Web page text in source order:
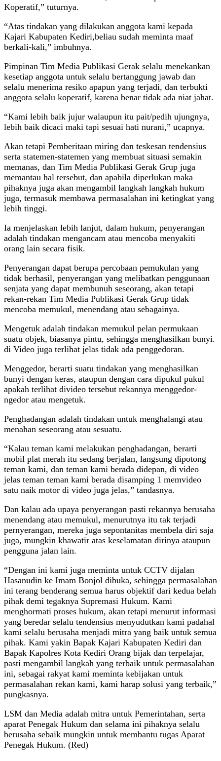
Koperatif,” tuturnya.
“Atas tindakan yang dilakukan anggota kami kepada
Kajari Kabupaten Kediri,beliau sudah meminta maaf
berkali-kali,” imbuhnya.
Pimpinan Tim Media Publikasi Gerak selalu menekankan
kesetiap anggota untuk selalu bertanggung jawab dan
selalu menerima resiko apapun yang terjadi, dan terbukti
anggota selalu koperatif, karena benar tidak ada niat jahat.
“Kami lebih baik jujur walaupun itu pait/pedih ujungnya,
lebih baik dicaci maki tapi sesuai hati nurani,” ucapnya.
Akan tetapi Pemberitaan miring dan teskesan tendensius
serta statemen-statemen yang membuat situasi semakin
memanas, dan Tim Media Publikasi Gerak Grup juga
memantau hal tersebut, dan apabila diperlukan maka
pihaknya juga akan mengambil langkah langkah hukum
juga, termasuk membawa permasalahan ini ketingkat yang
lebih tinggi.
Ia menjelaskan lebih lanjut, dalam hukum, penyerangan
adalah tindakan mengancam atau mencoba menyakiti
orang lain secara fisik.
Penyerangan dapat berupa percobaan pemukulan yang
tidak berhasil, penyerangan yang melibatkan penggunaan
senjata yang dapat membunuh seseorang, akan tetapi
rekan-rekan Tim Media Publikasi Gerak Grup tidak
mencoba memukul, menendang atau sebagainya.
Mengetuk adalah tindakan memukul pelan permukaan
suatu objek, biasanya pintu, sehingga menghasilkan bunyi.
di Video juga terlihat jelas tidak ada penggedoran.
Menggedor, berarti suatu tindakan yang menghasilkan
bunyi dengan keras, ataupun dengan cara dipukul pukul
apakah terlihat divideo tersebut rekannya menggedor-
ngedor atau mengetuk.
Penghadangan adalah tindakan untuk menghalangi atau
menahan seseorang atau sesuatu.
“Kalau teman kami melakukan penghadangan, berarti
mobil plat merah itu sedang berjalan, langsung dipotong
teman kami, dan teman kami berada didepan, di video
jelas teman teman kami berada disamping 1 memvideo
satu naik motor di video juga jelas,” tandasnya.
Dan kalau ada upaya penyerangan pasti rekannya berusaha
menendang atau memukul, menurutnya itu tak terjadi
pernyerangan, mereka juga sepontanitas membela diri saja
juga, mungkin khawatir atas keselamatan dirinya ataupun
pengguna jalan lain.
“Dengan ini kami juga meminta untuk CCTV dijalan
Hasanudin ke Imam Bonjol dibuka, sehingga permasalahan
ini terang benderang semua harus objektif dari kedua belah
pihak demi tegaknya Supremasi Hukum. Kami
menghormati proses hukum, akan tetapi menurut informasi
yang beredar selalu tendensius menyudutkan kami padahal
kami selalu berusaha menjadi mitra yang baik untuk semua
pihak. Kami yakin Bapak Kajari Kabupaten Kediri dan
Bapak Kapolres Kota Kediri Orang bijak dan terpelajar,
pasti mengambil langkah yang terbaik untuk permasalahan
ini, sebagai rakyat kami meminta kebijakan untuk
permasalahan rekan kami, kami harap solusi yang terbaik,”
pungkasnya.
LSM dan Media adalah mitra untuk Pemerintahan, serta
aparat Penegak Hukum dan selama ini pihaknya selalu
berusaha sebaik mungkin untuk membantu tugas Aparat
Penegak Hukum. (Red)